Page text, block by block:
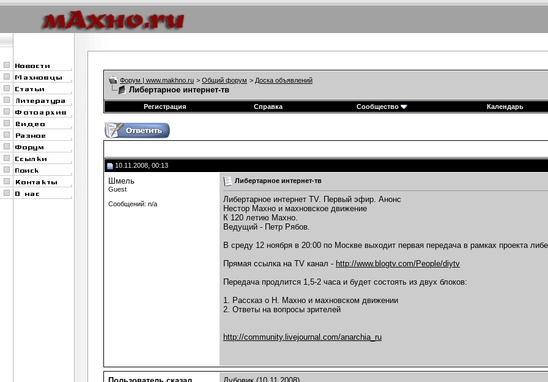
Форум | www.makhno.ru > Общий форум > Доска объявлений
Либертарное интернет-тв
Регистрация Справка Сообщество Календарь
10.11.2008, 00:13
Шмель
Guest
Сообщений: n/a
Либертарное интернет-тв
Либертарное интернет TV. Первый эфир. Анонс
Нестор Махно и махновское движение
К 120 летию Махно.
Ведущий - Петр Рябов.
В среду 12 ноября в 20:00 по Москве выходит первая передача в рамках проекта
Прямая ссылка на TV канал - http://www.blogtv.com/People/diytv
Передача продлится 1,5-2 часа и будет состоять из двух блоков:
1. Рассказ о Н. Махно и махновском движении
2. Ответы на вопросы зрителей
http://community.livejournal.com/anarchia_ru